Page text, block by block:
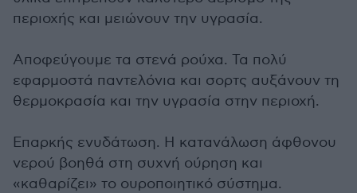
περιοχής και μειώνουν την υγρασία.
Αποφεύγουμε τα στενά ρούχα. Τα πολύ
εφαρμοστά παντελόνια και σορτς αυξάνουν τη
θερμοκρασία και την υγρασία στην περιοχή.
Επαρκής ενυδάτωση. Η κατανάλωση άφθονου
νερού βοηθά στη συχνή ούρηση και
«καθαρίζει» το ουροποιητικό σύστημα.